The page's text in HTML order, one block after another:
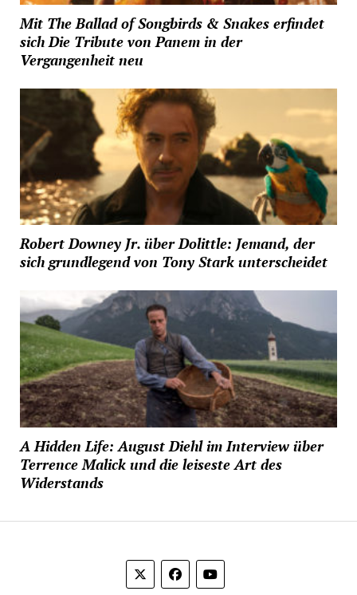
Mit The Ballad of Songbirds & Snakes erfindet
sich Die Tribute von Panem in der
Vergangenheit neu
Robert Downey Jr. über Dolittle: Jemand, der
sich grundlegend von Tony Stark unterscheidet
A Hidden Life: August Diehl im Interview über
Terrence Malick und die leiseste Art des
Widerstands